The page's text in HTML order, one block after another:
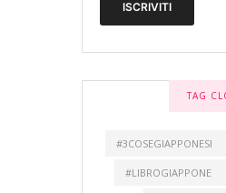
TAG
#3COSEGIAPPONESI
#LIBROGIAPPONE